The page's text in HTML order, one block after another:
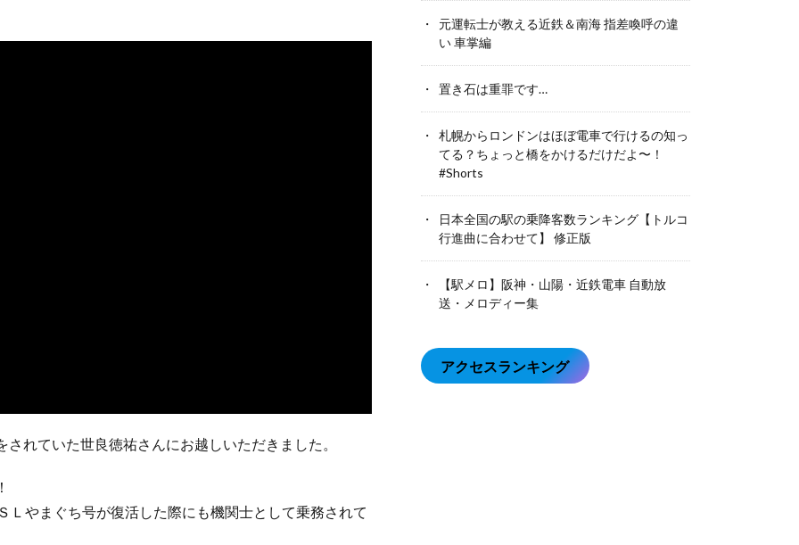
れていた世良徳祐さんにお越しいただきました。
やまぐち号が復活した際にも機関士として乗務されて
元運転士が教える近鉄＆南海 指差喚呼の違
い 車掌編
置き石は重罪です…
札幌からロンドンはほぼ電車で行けるの知っ
てる？ちょっと橋をかけるだけだよ〜！
#Shorts
日本全国の駅の乗降客数ランキング【トルコ
行進曲に合わせて】 修正版
【駅メロ】阪神・山陽・近鉄電車 自動放
送・メロディー集
アクセスランキング